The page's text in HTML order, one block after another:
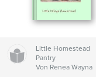
Little Homestead
Pantry
Von Renea Wayna